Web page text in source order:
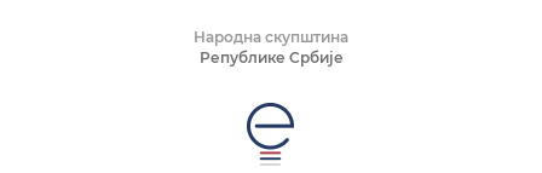
Народна скупштина
Републике Србије